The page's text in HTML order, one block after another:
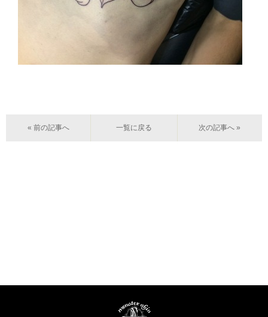
« 前の記事へ 一覧に戻る 次の記事へ »